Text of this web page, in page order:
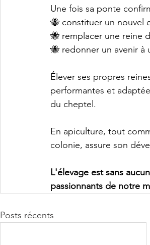
Une fois sa ponte
🐝 constituer un nouvel
🐝 remplacer une reine
🐝 redonner un avenir à
Élever ses propres
performantes et
du cheptel.
En apiculture, tout
colonie, assure son
L'élevage est sans
passionnants de notre
Posts récents